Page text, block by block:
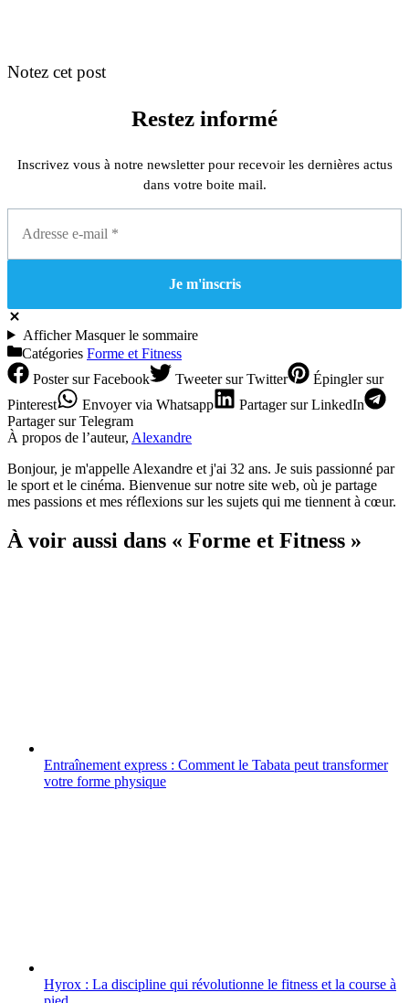
Notez cet post
Restez informé
Inscrivez vous à notre newsletter pour recevoir les dernières actus
dans votre boite mail.
AfficherMasquerle sommaire
Catégories Forme et Fitness
Postersur Facebook Tweetersur Twitter Épinglersur
Pinterest
Envoyervia Whatsapp Partagersur LinkedIn
Partagersur Telegram
À propos de l’auteur, Alexandre
Bonjour, je m'appelle Alexandre et j'ai 32 ans. Je suis passionné par
le sport et le cinéma. Bienvenue sur notre site web, où je partage
mes passions et mes réflexions sur les sujets qui me tiennent à cœur.
À voir aussi dans « Forme et Fitness »
Entraînement express : Comment le Tabata peut transformer
votre forme physique
Hyrox : La discipline qui révolutionne le fitness et la course à